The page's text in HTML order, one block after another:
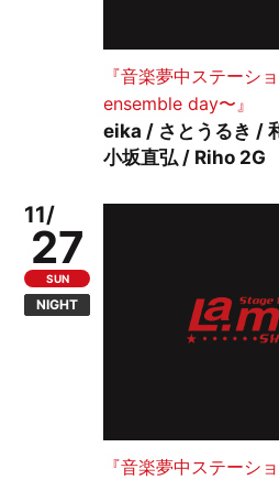
『音楽夢中ステーシ
ensemble day〜』
eika / さとうるき /
小坂直弘 / Riho 2G
11/
27
SUN
NIGHT
『音楽夢中ステーシ